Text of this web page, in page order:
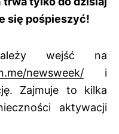
się pośpieszyć!
wejść na
newsweek/ i
Zajmuje to kilka
aktywacji